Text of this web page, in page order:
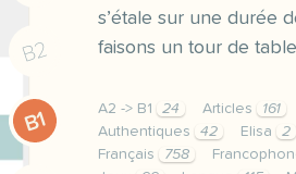
B2
B1
s’étale sur une durée
faisons un tour de
A2 -> B1 24 Articles 161
Authentiques
42 Elisa 2
Français
758